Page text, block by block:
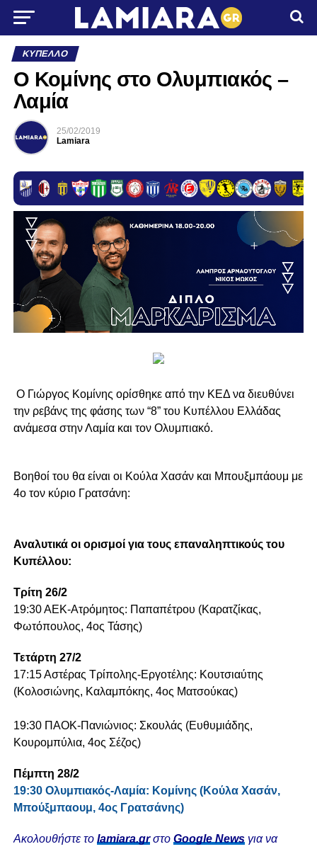
ΚΎΠΕΛΛΟ
Ο Κομίνης στο Ολυμπιακός –
Λαμία
25/02/2019
Lamiara
Ο Γιώργος Κομίνης ορίσθηκε από την ΚΕΔ να διευθύνει
την ρεβάνς της φάσης των “8” του Κυπέλλου Ελλάδας
ανάμεσα στην Λαμία και τον Ολυμπιακό.
Βοηθοί του θα είναι οι Κούλα Χασάν και Μπουξμπάουμ με
4ο τον κύριο Γρατσάνη:
Αναλυτικά οι ορισμοί για τους επαναληπτικούς του
Κυπέλλου:
Τρίτη 26/2
19:30 ΑΕΚ-Ατρόμητος: Παπαπέτρου (Καρατζίκας,
Φωτόπουλος, 4ος Τάσης)
Τετάρτη 27/2
17:15 Αστέρας Τρίπολης-Εργοτέλης: Κουτσιαύτης
(Κολοσιώνης, Καλαμπόκης, 4ος Ματσούκας)
19:30 ΠΑΟΚ-Πανιώνιος: Σκουλάς (Ευθυμιάδης,
Κουρομπύλια, 4ος Σέζος)
Πέμπτη 28/2
19:30 Ολυμπιακός-Λαμία: Κομίνης (Κούλα Χασάν,
Μπούξμπαουμ, 4ος Γρατσάνης)
Ακολουθήστε το lamiara.grστο Google Newsγια να